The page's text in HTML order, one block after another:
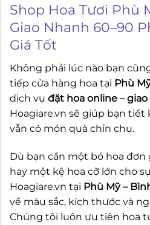
Shop Hoa Tươi Phù
Giao Nhanh 60–90
Giá Tốt
Không phải lúc nào bạn
tiếp cửa hàng hoa tại Phù
dịch vụ đặt hoa online –
Hoagiare.vn sẽ giúp bạn
vẫn có món quà chỉn chu.
Dù bạn cần một bó hoa
hay một kệ hoa cỡ lớn cho
Hoagiare.vn tại Phù Mỹ –
về màu sắc, kích thước và
Chúng tôi luôn ưu tiên hoa